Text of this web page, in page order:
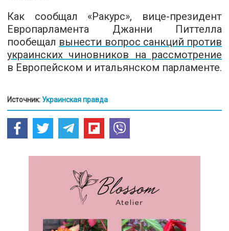
Как сообщал «Ракурс», вице-президент
Европарламента Джанни Питтелла
пообещал вынести вопрос санкций против
украинских чиновников на рассмотрение
в Европейском и итальянском парламенте.
Источник:Украинская правда